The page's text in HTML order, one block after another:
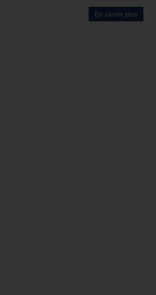
En savoir plus